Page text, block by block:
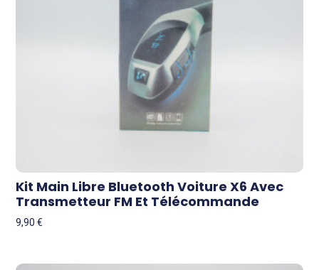
Kit Main Libre Bluetooth Voiture X6 Avec
Transmetteur FM Et Télécommande
9,90€